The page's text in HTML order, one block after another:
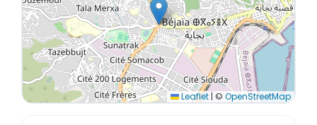
Leaflet | © OpenStreetMap